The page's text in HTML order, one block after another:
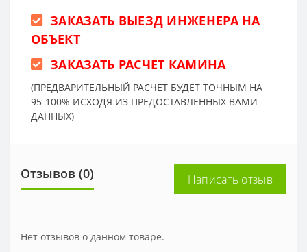
ЗАКАЗАТЬ ВЫЕЗД ИНЖЕНЕРА НА
ОБЪЕКТ
ЗАКАЗАТЬ РАСЧЕТ КАМИНА
(ПРЕДВАРИТЕЛЬНЫЙ РАСЧЕТ БУДЕТ ТОЧНЫМ НА
95-100% ИСХОДЯ ИЗ ПРЕДОСТАВЛЕННЫХ ВАМИ
ДАННЫХ)
Отзывов (0) Написать отзыв
Нет отзывов о данном товаре.